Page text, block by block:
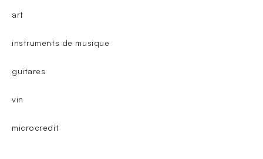
art
instruments de musique
guitares
vin
microcredit